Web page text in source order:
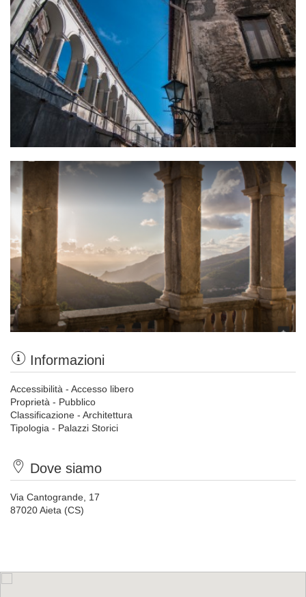
Informazioni
Accessibilità - Accesso libero
Proprietà - Pubblico
Classificazione - Architettura
Tipologia - Palazzi Storici
Dove siamo
Via Cantogrande, 17
87020 Aieta (CS)